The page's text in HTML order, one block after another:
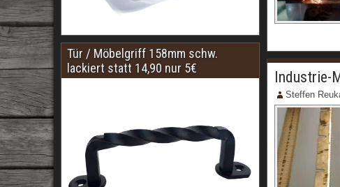
Industrie-
Steffen
Tür / Möbelgriff 158mm schw.
lackiert statt 14,90 nur 5€